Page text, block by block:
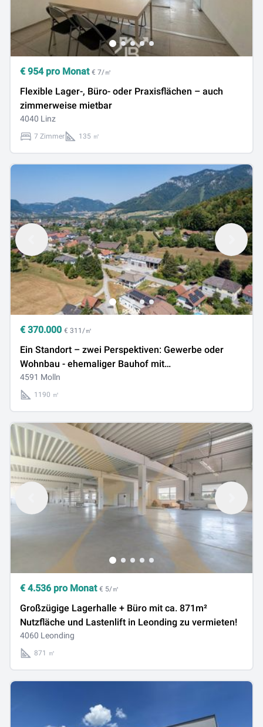
€ 954pro Monat € 7/㎡
Flexible Lager-, Büro- oder Praxisflächen – auch
zimmerweise mietbar
4040 Linz
7 Zimmer 135 ㎡
€ 370.000 € 311/㎡
Ein Standort – zwei Perspektiven: Gewerbe oder
Wohnbau - ehemaliger Bauhof mit
Entwicklungspotenzial - aus Vergangenheit wird
Zukunft!
4591 Molln
1190 ㎡
€ 4.536 pro Monat € 5/㎡
Großzügige Lagerhalle + Büro mit ca. 871m²
Nutzfläche und Lastenlift in Leonding zu vermieten!
4060 Leonding
871 ㎡